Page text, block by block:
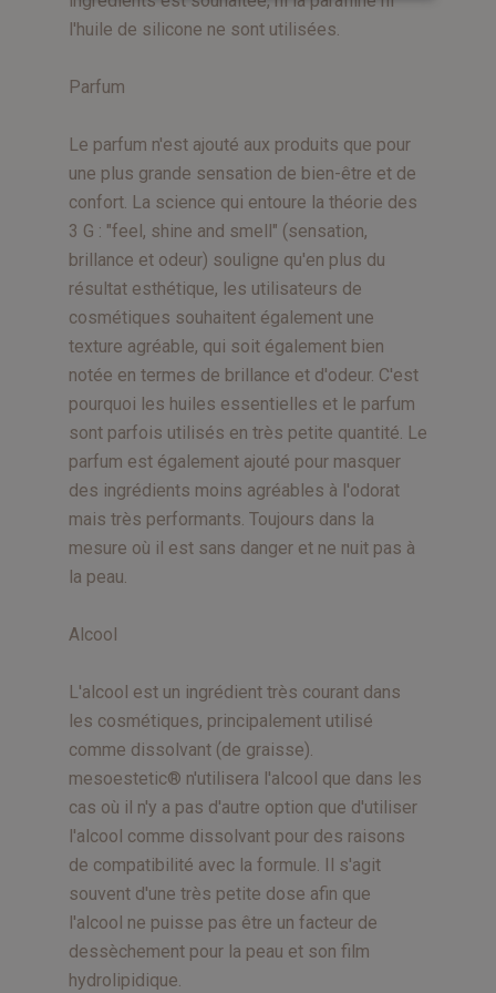
l'huile de silicone ne sont utilisées.
Parfum
Le parfum n'est ajouté aux produits que pour
une plus grande sensation de bien-être et de
confort. La science qui entoure la théorie des
3 G : "feel, shine and smell" (sensation,
brillance et odeur) souligne qu'en plus du
résultat esthétique, les utilisateurs de
cosmétiques souhaitent également une
texture agréable, qui soit également bien
notée en termes de brillance et d'odeur. C'est
pourquoi les huiles essentielles et le parfum
sont parfois utilisés en très petite quantité. Le
parfum est également ajouté pour masquer
des ingrédients moins agréables à l'odorat
mais très performants. Toujours dans la
mesure où il est sans danger et ne nuit pas à
la peau.
Alcool
L'alcool est un ingrédient très courant dans
les cosmétiques, principalement utilisé
comme dissolvant (de graisse).
mesoestetic® n'utilisera l'alcool que dans les
cas où il n'y a pas d'autre option que d'utiliser
l'alcool comme dissolvant pour des raisons
de compatibilité avec la formule. Il s'agit
souvent d'une très petite dose afin que
l'alcool ne puisse pas être un facteur de
dessèchement pour la peau et son film
hydrolipidique.